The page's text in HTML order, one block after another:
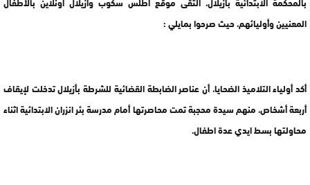
المعنيين وأوليائهم، حيث صرحوا بمايلي :
أكد أولياء التلاميذ الضحايا، أن عناصر الضابطة القضائية للشرطة بأزيلال تدخلت لإيقاف
أربعة أشخاص، منهم سيدة محجبة تمت محاصرتها أمام مدرسة بئر انزران الابتدائية اثناء
محاولتها بسط ايدي عدة اطفال.